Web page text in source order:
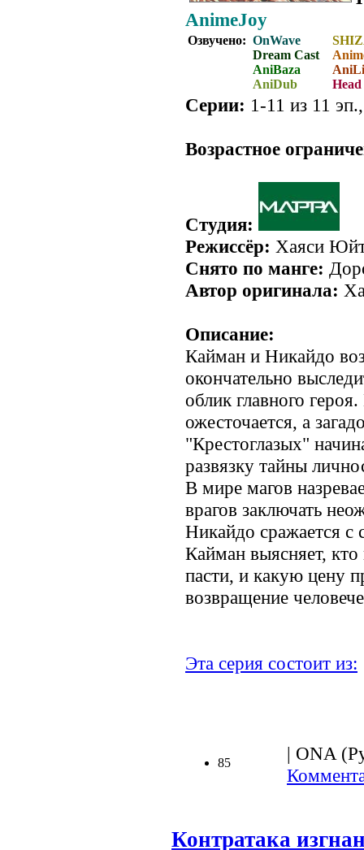
AnimeJoy
Озвучено: OnWave
Dream Cast
AniBaza
AniDub
Серии: 1-11 из 11
Возрастное
Студия:
Режиссёр: Хаяси
Снято по манге:
Автор оригинала:
Описание:
Кайман и Никайдо
окончательно
облик главного
ожесточается, а
"Крестоглазых"
развязку тайны
В мире магов
врагов заключать
Никайдо сражается
Кайман выясняет,
пасти, и какую цену
возвращение
Эта серия состоит из:
85
| ONA
Контратака